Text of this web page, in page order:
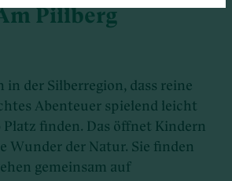
Pillberg
in der Silberregion, dass reine
Abenteuer spielend leicht
finden. Das öffnet Kindern
Wunder der Natur. Sie finden
gemeinsam auf